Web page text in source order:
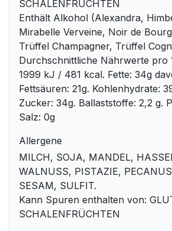
SCHALENFRÜCHTEN
Enthält Alkohol (Alexandra,
Mirabelle Verveine, Noir de
Trüffel Champagner, Trüffel
Durchschnittliche Nährwerte pro
1999 kJ / 481 kcal. Fette: 34g
Fettsäuren: 21g. Kohlenhydrate:
Zucker: 34g. Ballaststoffe: 2,2 g.
Salz: 0g
Allergene
MILCH, SOJA, MANDEL,
WALNUSS, PISTAZIE,
SESAM, SULFIT.
Kann Spuren enthalten von:
SCHALENFRÜCHTEN